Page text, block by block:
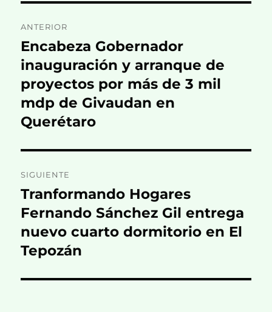
de
entradas
ANTERIOR
Entrada
anterior:
Encabeza Gobernador
inauguración y arranque de
proyectos por más de 3 mil
mdp de Givaudan en
Querétaro
SIGUIENTE
Entrada
siguiente:
Tranformando Hogares
Fernando Sánchez Gil entrega
nuevo cuarto dormitorio en El
Tepozán